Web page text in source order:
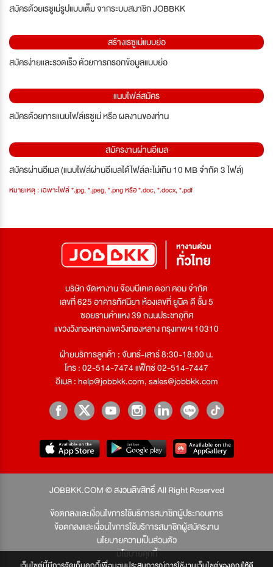
สมัครด้วยเรซูเม่รูปแบบเต็ม จากระบบสมาชิก JOBBKK
สร้างเรซูเม่แบบย่อ
สมัครง่ายและรวดเร็ว ด้วยการกรอกข้อมูลแบบย่อ
แนบไฟล์สมัคร
สมัครด้วยการแนบไฟล์เรซูเม่ หรือ ผลงานของท่าน
สมัครงานผ่านอีเมล
สมัครผ่านอีเมล (แนบไฟล์ผ่านอีเมลได้ไฟล์ละไม่เกิน 10 MB จำกัด 3 ไฟล์)
หมายเหตุ : เฉพาะไฟล์ *.jpg, *.jpeg, *.png หรือ *.doc, *.docx, *.pdf
บริษัท จัดหางาน จ๊อบบีเคเค ดอท คอม จำกัด
เลขที่ 625 อาคารทัศนียา ห้องเลขที่ ยูนิต ดี ชั้น 5
ซอยรามคำแหง 39 ถนนประชาอุทิศ
แขวงวังทองหลางเขตวังทองหลาง กรุงเทพฯ 10310
ฝ่ายบริการลูกค้า : จันทร์-เสาร์ 8:30-18:00 น.
โทร : 02-514-7474 แฟ็กซ์ 02-514-7447
อีเมล :help@jobbkk.com,sales@jobbkk.com
JOBBKK.COM © สงวนลิขสิทธิ์ All Right Reserved
ข้อตกลงและเงื่อนไขการใช้บริการสมาชิกผู้ประกอบการ
ข้อตกลงและเงื่อนไขการใช้บริการสมาชิกผู้สมัครงาน
นโยบายความเป็นส่วนตัว
นโยบายคุกกี้